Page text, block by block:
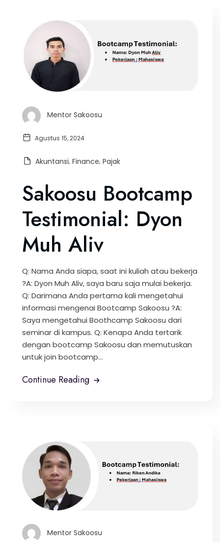
Mentor Sakoosu
Agustus 15, 2024
Akuntansi, Finance, Pajak
Sakoosu Bootcamp
Testimonial: Dyon
Muh Aliv
Q: Nama Anda siapa, saat ini kuliah atau bekerja
?A: Dyon Muh Aliv, saya baru saja mulai bekerja.
Q: Darimana Anda pertama kali mengetahui
informasi mengenai Bootcamp Sakoosu ?A:
Saya mengetahui Boothcamp Sakoosu dari
seminar di kampus. Q: Kenapa Anda tertarik
dengan bootcamp Sakoosu dan memutuskan
untuk join bootcamp...
Continue Reading
Mentor Sakoosu